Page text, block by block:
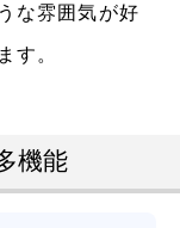
な雰囲気が好
す。
機能